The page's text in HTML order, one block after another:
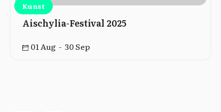
Kunst
Aischylia-Festival 2025
01 Aug - 30 Sep